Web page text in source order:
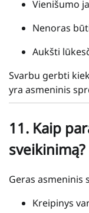
Vienišumo
Nenoras
Aukšti
Svarbu gerbti
yra asmeninis
11. Kaip
sveikinimą?
Geras asmeninis
Kreipinys